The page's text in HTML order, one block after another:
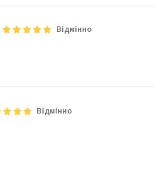
Відмінно
Відмінно